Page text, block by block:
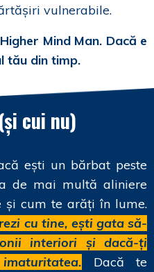
vulnerabile.
Mind Man. Dacă e
tău din timp.
cui nu)
ești un bărbat peste
de mai multă aliniere
și cum te arăți în lume.
cu tine, ești gata să-
interiori și dacă-ți
Dacă te